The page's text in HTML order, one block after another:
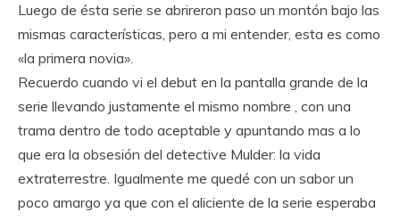
Luego de ésta serie se abrireron paso un montón bajo las
mismas características, pero a mi entender, esta es como
«la primera novia».
Recuerdo cuando vi el debut en la pantalla grande de la
serie llevando justamente el mismo nombre , con una
trama dentro de todo aceptable y apuntando mas a lo
que era la obsesión del detective Mulder: la vida
extraterrestre. Igualmente me quedé con un sabor un
poco amargo ya que con el aliciente de la serie esperaba